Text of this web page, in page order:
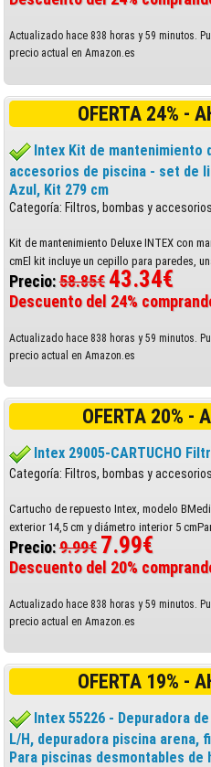
Actualizado hace 838 horas y 59 minutos.
precio actual en Amazon.es
OFERTA 24% -
Intex Kit de mantenimiento
accesorios de piscina - set de
Azul, Kit 279 cm
Categoría: Filtros, bombas y accesorios
Kit de mantenimiento Deluxe INTEX con
cmEl kit incluye un cepillo para paredes,
Precio:58.85€ 43.34€
Descuento del 24%
Actualizado hace 838 horas y 59 minutos.
precio actual en Amazon.es
OFERTA 20% -
Intex 29005-CARTUCHO
Categoría: Filtros, bombas y accesorios
Cartucho de repuesto Intex, modelo
exterior 14,5 cm y diámetro interior 5
Precio:9.99€ 7.99€
Descuento del 20%
Actualizado hace 838 horas y 59 minutos.
precio actual en Amazon.es
OFERTA 19% -
Intex 55226 - Depuradora
L/H, depuradora piscina arena,
Para piscinas desmontables de